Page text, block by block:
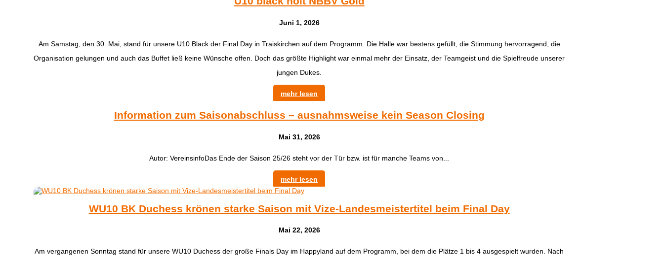
Juni 1, 2026
​Am Samstag, den 30. Mai, stand für unsere U10 Black der Final Day in Traiskirchen auf dem Programm. Die Halle war bestens gefüllt, die Stimmung hervorragend, die
Organisation gelungen und auch das Buffet ließ keine Wünsche offen. Doch das größte Highlight war einmal mehr der Einsatz, der Teamgeist und die Spielfreude unserer
jungen Dukes.
mehr lesen
Information zum Saisonabschluss – ausnahmsweise kein Season Closing
Mai 31, 2026
Autor: VereinsinfoDas Ende der Saison 25/26 steht vor der Tür bzw. ist für manche Teams von...
mehr lesen
WU10 BK Duchess krönen starke Saison mit Vize-Landesmeistertitel beim Final Day
Mai 22, 2026
​Am vergangenen Sonntag stand für unsere WU10 Duchess der große Finals Day im Happyland auf dem Programm, bei dem die Plätze 1 bis 4 ausgespielt wurden. Nach